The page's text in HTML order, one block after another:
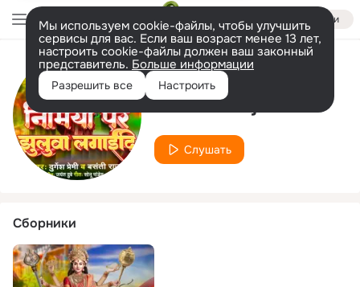
Войти
Мы используем cookie-файлы, чтобы улучшить
сервисы для вас. Если ваш возраст менее 13 лет,
настроить cookie-файлы должен ваш законный
представитель. Больше информации
Разрешить все Настроить
Исполнитель
Basanti Raj
Слушать
Сборники